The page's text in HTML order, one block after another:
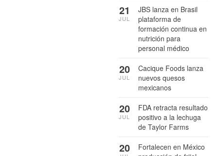
JBS lanza en Brasil
plataforma de
formación continua en
nutrición para
personal médico
21
JUL
Cacique Foods lanza
nuevos quesos
mexicanos
20
JUL
FDA retracta resultado
positivo a la lechuga
de Taylor Farms
20
JUL
Fortalecen en México
20